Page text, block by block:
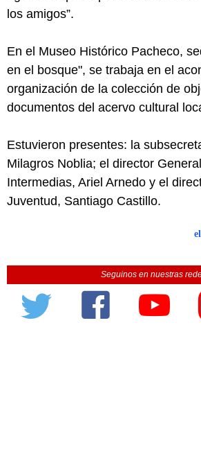
los amigos”.
En el Museo Histórico Pacheco,
en el bosque", se trabaja en el
organización de la colección de
documentos del acervo cultural
Estuvieron presentes: la
Milagros Noblia; el director
Intermedias, Ariel Arnedo y el
Juventud, Santiago Castillo.
Seguinos en nuestras